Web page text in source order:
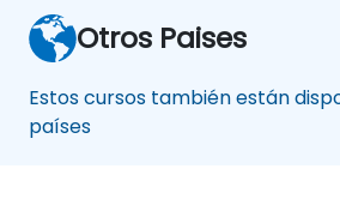
Otros Paises
Estos cursos también están
países